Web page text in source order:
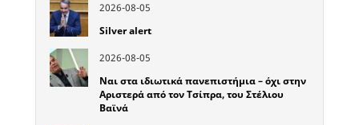
2026-08-05
Silver alert
2026-08-05
Ναι στα ιδιωτικά πανεπιστήμια – όχι στην
Αριστερά από τον Τσίπρα, του Στέλιου
Βαϊνά